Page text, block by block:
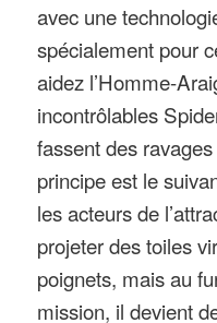
avec une
spécialement pour
aidez l’Homme-
incontrôlables
fassent des
principe est le
les acteurs de
projeter des toiles
poignets, mais au
mission, il devient